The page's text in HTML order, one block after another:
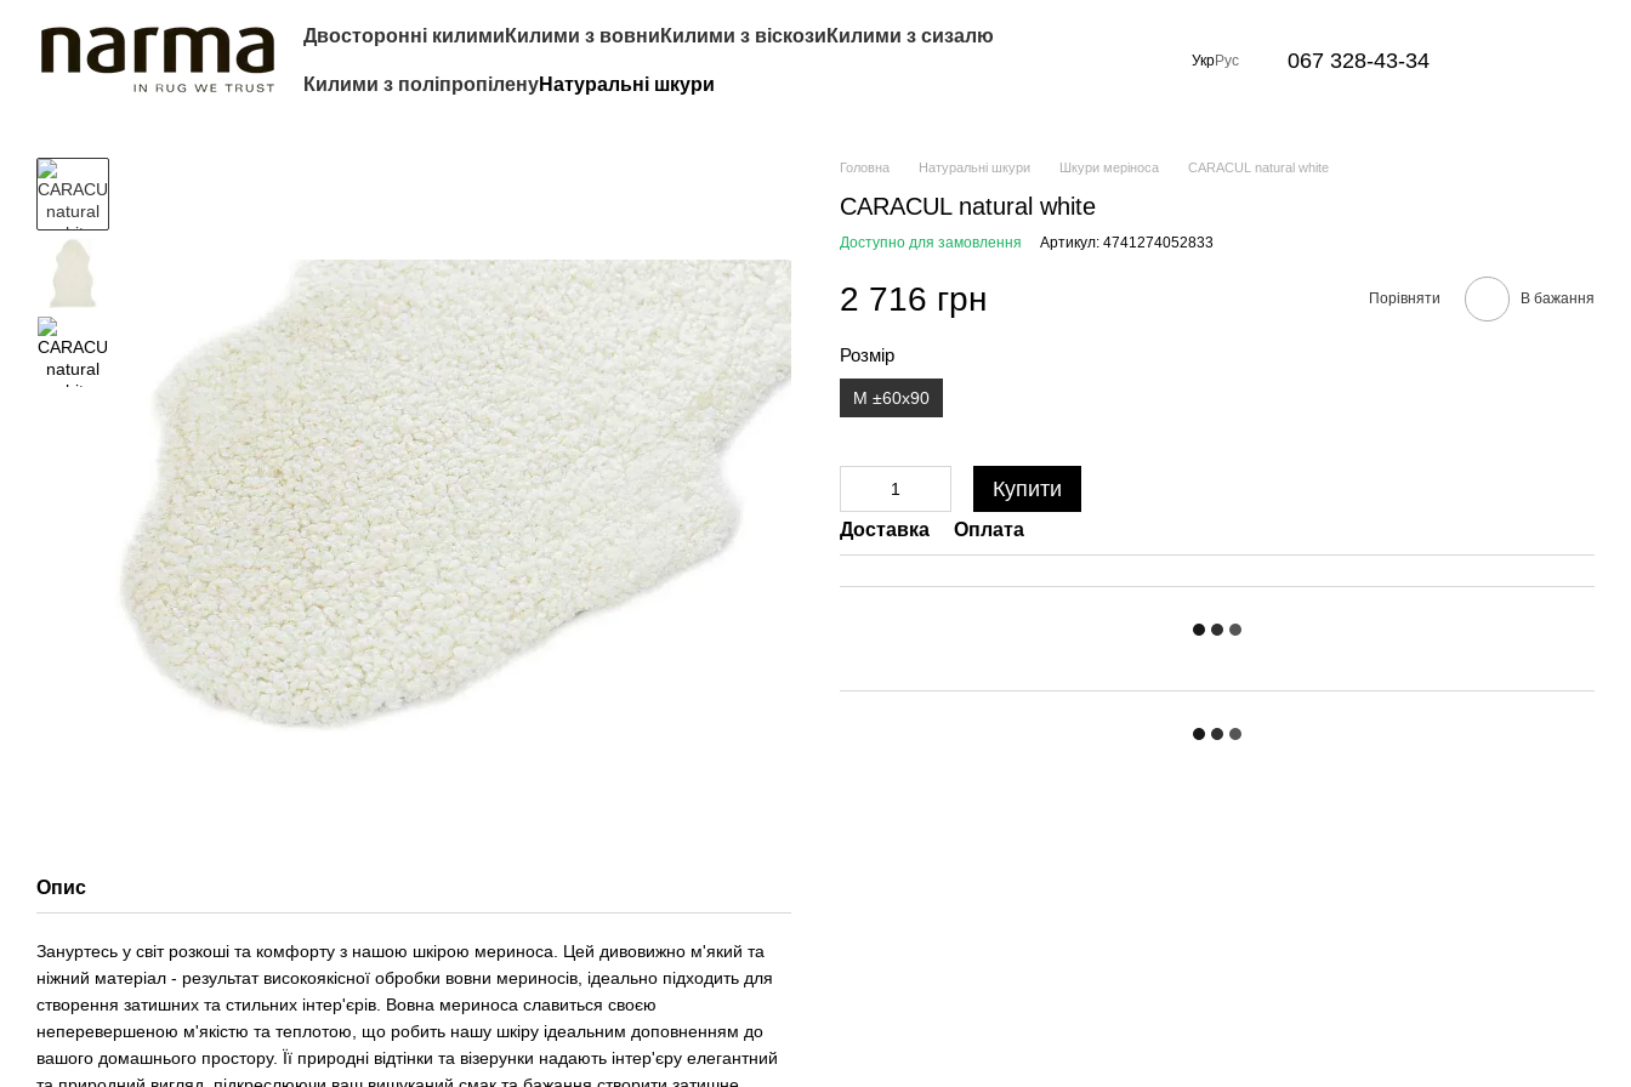
Двосторонні килими Килими з вовни Килими з віскози Килими з сизалю
Килими з поліпропіленуНатуральні шкури
УкрРус 067 328-43-34
Опис
Зануртесь у світ розкоші та комфорту з нашою шкірою мериноса. Цей дивовижно м'який та
ніжний матеріал - результат високоякісної обробки вовни мериносів, ідеально підходить для
створення затишних та стильних інтер'єрів. Вовна мериноса славиться своєю
неперевершеною м'якістю та теплотою, що робить нашу шкіру ідеальним доповненням до
вашого домашнього простору. Її природні відтінки та візерунки надають інтер'єру елегантний
Головна Натуральні шкури Шкури меріноса CARACUL natural white
CARACUL natural white
Доступно для замовлення Артикул: 4741274052833
2 716 грн Порівняти В бажання
Розмір
M ±60x90
Купити
Доставка Оплата